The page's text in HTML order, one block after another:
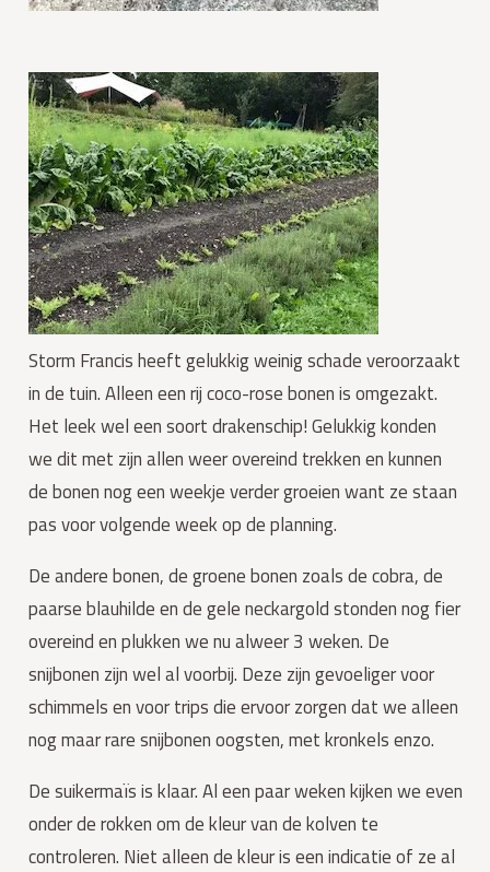
Storm Francis heeft gelukkig weinig schade veroorzaakt
in de tuin. Alleen een rij coco-rose bonen is omgezakt.
Het leek wel een soort drakenschip! Gelukkig konden
we dit met zijn allen weer overeind trekken en kunnen
de bonen nog een weekje verder groeien want ze staan
pas voor volgende week op de planning.
De andere bonen, de groene bonen zoals de cobra, de
paarse blauhilde en de gele neckargold stonden nog fier
overeind en plukken we nu alweer 3 weken. De
snijbonen zijn wel al voorbij. Deze zijn gevoeliger voor
schimmels en voor trips die ervoor zorgen dat we alleen
nog maar rare snijbonen oogsten, met kronkels enzo.
De suikermaïs is klaar. Al een paar weken kijken we even
onder de rokken om de kleur van de kolven te
controleren. Niet alleen de kleur is een indicatie of ze al